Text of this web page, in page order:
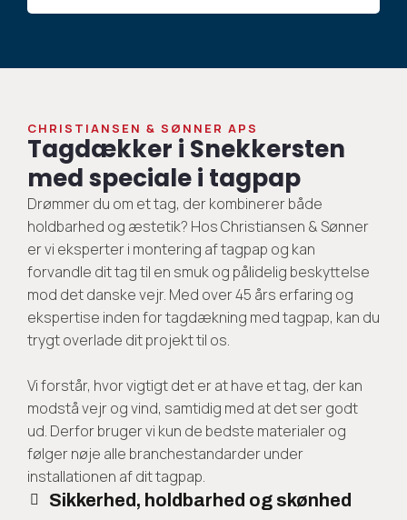
CHRISTIANSEN & SØNNER APS
Tagdækker i Snekkersten
med speciale i tagpap
Drømmer du om et tag, der kombinerer både
holdbarhed og æstetik? Hos Christiansen & Sønner
er vi eksperter i montering af tagpap og kan
forvandle dit tag til en smuk og pålidelig beskyttelse
mod det danske vejr. Med over 45 års erfaring og
ekspertise inden for tagdækning med tagpap, kan du
trygt overlade dit projekt til os.
Vi forstår, hvor vigtigt det er at have et tag, der kan
modstå vejr og vind, samtidig med at det ser godt
ud. Derfor bruger vi kun de bedste materialer og
følger nøje alle branchestandarder under
installationen af dit tagpap.
Sikkerhed, holdbarhed og skønhed